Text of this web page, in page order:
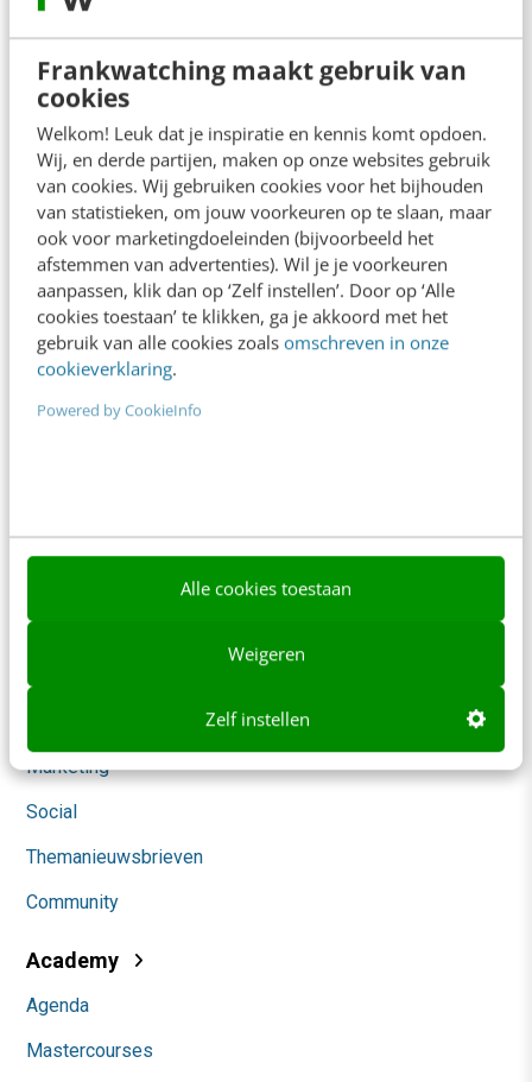
Frankwatching maakt gebruik van
cookies
Welkom! Leuk dat je inspiratie en kennis komt opdoen.
Wij, en derde partijen, maken op onze websites gebruik
van cookies. Wij gebruiken cookies voor het bijhouden
van statistieken, om jouw voorkeuren op te slaan, maar
ook voor marketingdoeleinden (bijvoorbeeld het
afstemmen van advertenties). Wil je je voorkeuren
aanpassen, klik dan op ‘Zelf instellen’. Door op ‘Alle
cookies toestaan’ te klikken, ga je akkoord met het
gebruik van alle cookies zoals omschreven in onze
cookieverklaring.
Powered by CookieInfo
Alle cookies toestaan
Weigeren
Zelf instellen
redactie@frankwatching.com
Tarieven
Meer contactopties
Frankwatching
Adverteren
Contact
Nieuwsbrieven
AI & Tech
Marketing
Social
Themanieuwsbrieven
Community
Academy
Agenda
Mastercourses